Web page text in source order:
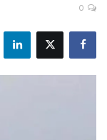
اقتصاد
0